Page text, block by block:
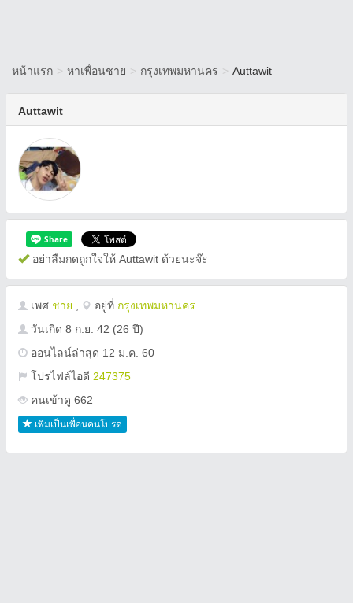
หน้าแรก > หาเพื่อนชาย > กรุงเทพมหานคร > Auttawit
Auttawit
อย่าลืมกดถูกใจให้ Auttawit ด้วยนะจ๊ะ
เพศ ชาย อยู่ที่ กรุงเทพมหานคร
วันเกิด 8 ก.ย. 42 (26 ปี)
ออนไลน์ล่าสุด 12 ม.ค. 60
โปรไฟล์ไอดี 247375
คนเข้าดู 662
เพิ่มเป็นเพื่อนคนโปรด